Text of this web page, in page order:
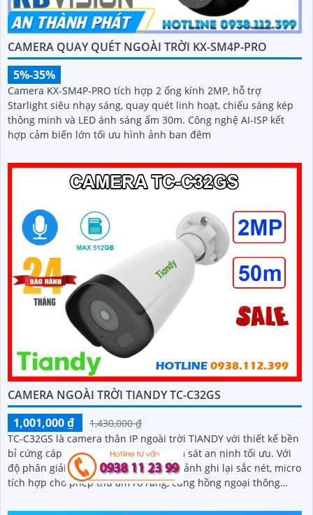
CAMERA QUAY QUÉT NGOÀI TRỜI KX-SM4P-PRO
5%-35%
Camera KX-SM4P-PRO tích hợp 2 ống kính 2MP, hỗ trợ
Starlight siêu nhạy sáng, quay quét linh hoạt, chiếu sáng kép
thông minh và LED ánh sáng ấm 30m. Công nghệ AI-ISP kết
hợp cảm biến lớn tối ưu hình ảnh ban đêm
CAMERA NGOÀI TRỜI TIANDY TC-C32GS
1,001,000 ₫
1,430,000 ₫
TC-C32GS là camera thân IP ngoài trời TIANDY với thiết kế bền
bỉ cứng cáp mang đến giải pháp giám sát an ninh tối ưu. Với
độ phân giải 2MP Full HD 1080P hình ảnh ghi lại sắc nét, micro
tích hợp cho phép thu âm rõ ràng, cùng hồng ngoại thông